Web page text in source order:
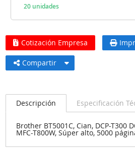
20 unidades
Cotización Empresa
Compartir
Descripción Especificación
Brother BT5001C, Cian, DCP-T300
MFC-T800W, Súper alto, 5000